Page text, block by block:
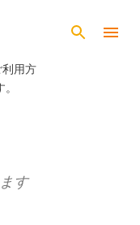
ツに移動
用方
す